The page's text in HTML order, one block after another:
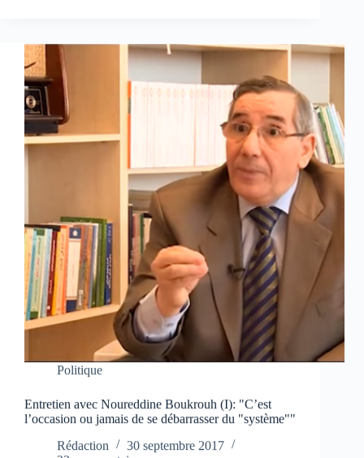
Politique
Entretien avec Noureddine Boukrouh (I): "C’est
l’occasion ou jamais de se débarrasser du "système""
Rédaction
30 septembre 2017